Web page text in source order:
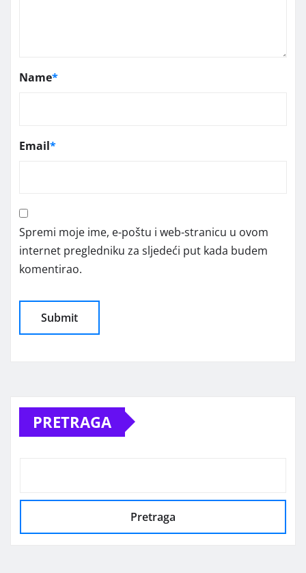
Name*
Email*
Spremi moje ime, e-poštu i web-stranicu u ovom
internet pregledniku za sljedeći put kada budem
komentirao.
PRETRAGA
Pretraga